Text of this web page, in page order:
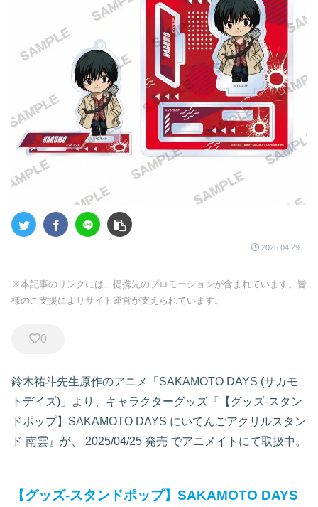
2025.04.29
※本記事のリンクには、提携先のプロモーションが含まれています。皆
様のご支援によりサイト運営が支えられています。
0
鈴木祐斗先生原作のアニメ「SAKAMOTO DAYS (サカモ
トデイズ)」より、キャラクターグッズ『【グッズ-スタン
ドポップ】SAKAMOTO DAYS にいてんごアクリルスタン
ド 南雲』が、
2025/04/25 発売 でアニメイトにて取扱中。
【グッズ-スタンドポップ】SAKAMOTO DAYS